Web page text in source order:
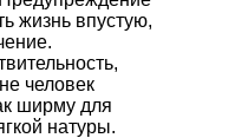
жизнь впустую,
человек
ширму для
натуры.